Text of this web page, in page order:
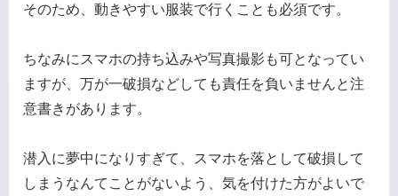
そのため、動きやすい服装で行くことも必須です。
ちなみにスマホの持ち込みや写真撮影も可となってい
ますが、万が一破損などしても責任を負いませんと注
意書きがあります。
潜入に夢中になりすぎて、スマホを落として破損して
しまうなんてことがないよう、気を付けた方がよいで